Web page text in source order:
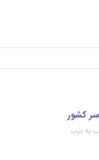
کشور
به درب